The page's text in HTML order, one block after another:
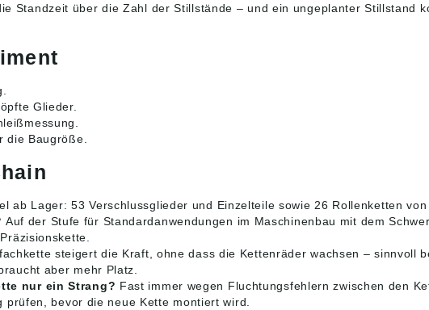
Standzeit über die Zahl der Stillstände – und ein ungeplanter Stillstand
Glieder.
die Baugröße.
ab Lager: 53 Verschlussglieder und Einzelteile sowie 26 Rollenketten
Auf der Stufe für Standardanwendungen im Maschinenbau mit dem
steigert die Kraft, ohne dass die Kettenräder wachsen – sinnvoll
aber mehr Platz.
nur ein Strang? Fast immer wegen Fluchtungsfehlern zwischen den
bevor die neue Kette montiert wird.